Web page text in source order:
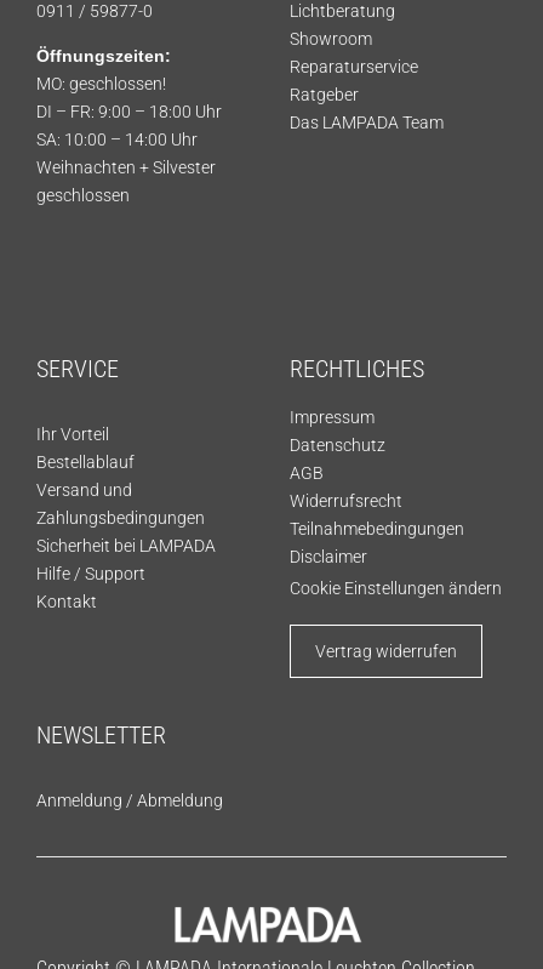
0911 / 59877-0
Öffnungszeiten:
MO: geschlossen!
DI – FR: 9:00 – 18:00 Uhr
SA: 10:00 – 14:00 Uhr
Weihnachten + Silvester
geschlossen
Lichtberatung
Showroom
Reparaturservice
Ratgeber
Das LAMPADA Team
SERVICE
Ihr Vorteil
Bestellablauf
Versand und
Zahlungsbedingungen
Sicherheit bei LAMPADA
Hilfe / Support
Kontakt
RECHTLICHES
Impressum
Datenschutz
AGB
Widerrufsrecht
Teilnahmebedingungen
Disclaimer
Cookie Einstellungen ändern
Vertrag widerrufen
NEWSLETTER
Anmeldung / Abmeldung